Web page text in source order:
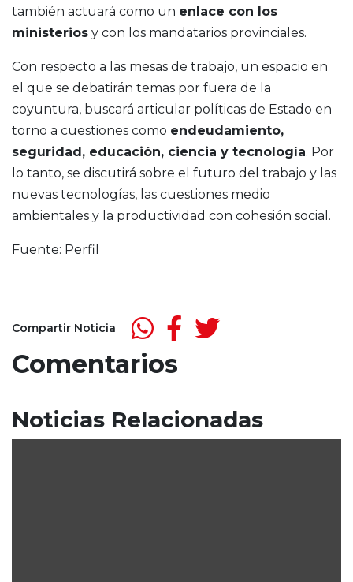
también actuará como un enlace con los
ministerios y con los mandatarios provinciales.
Con respecto a las mesas de trabajo, un espacio en
el que se debatirán temas por fuera de la
coyuntura, buscará articular políticas de Estado en
torno a cuestiones como endeudamiento,
seguridad, educación, ciencia y tecnología. Por
lo tanto, se discutirá sobre el futuro del trabajo y las
nuevas tecnologías, las cuestiones medio
ambientales y la productividad con cohesión social.
Fuente: Perfil
Compartir Noticia
Comentarios
Noticias Relacionadas